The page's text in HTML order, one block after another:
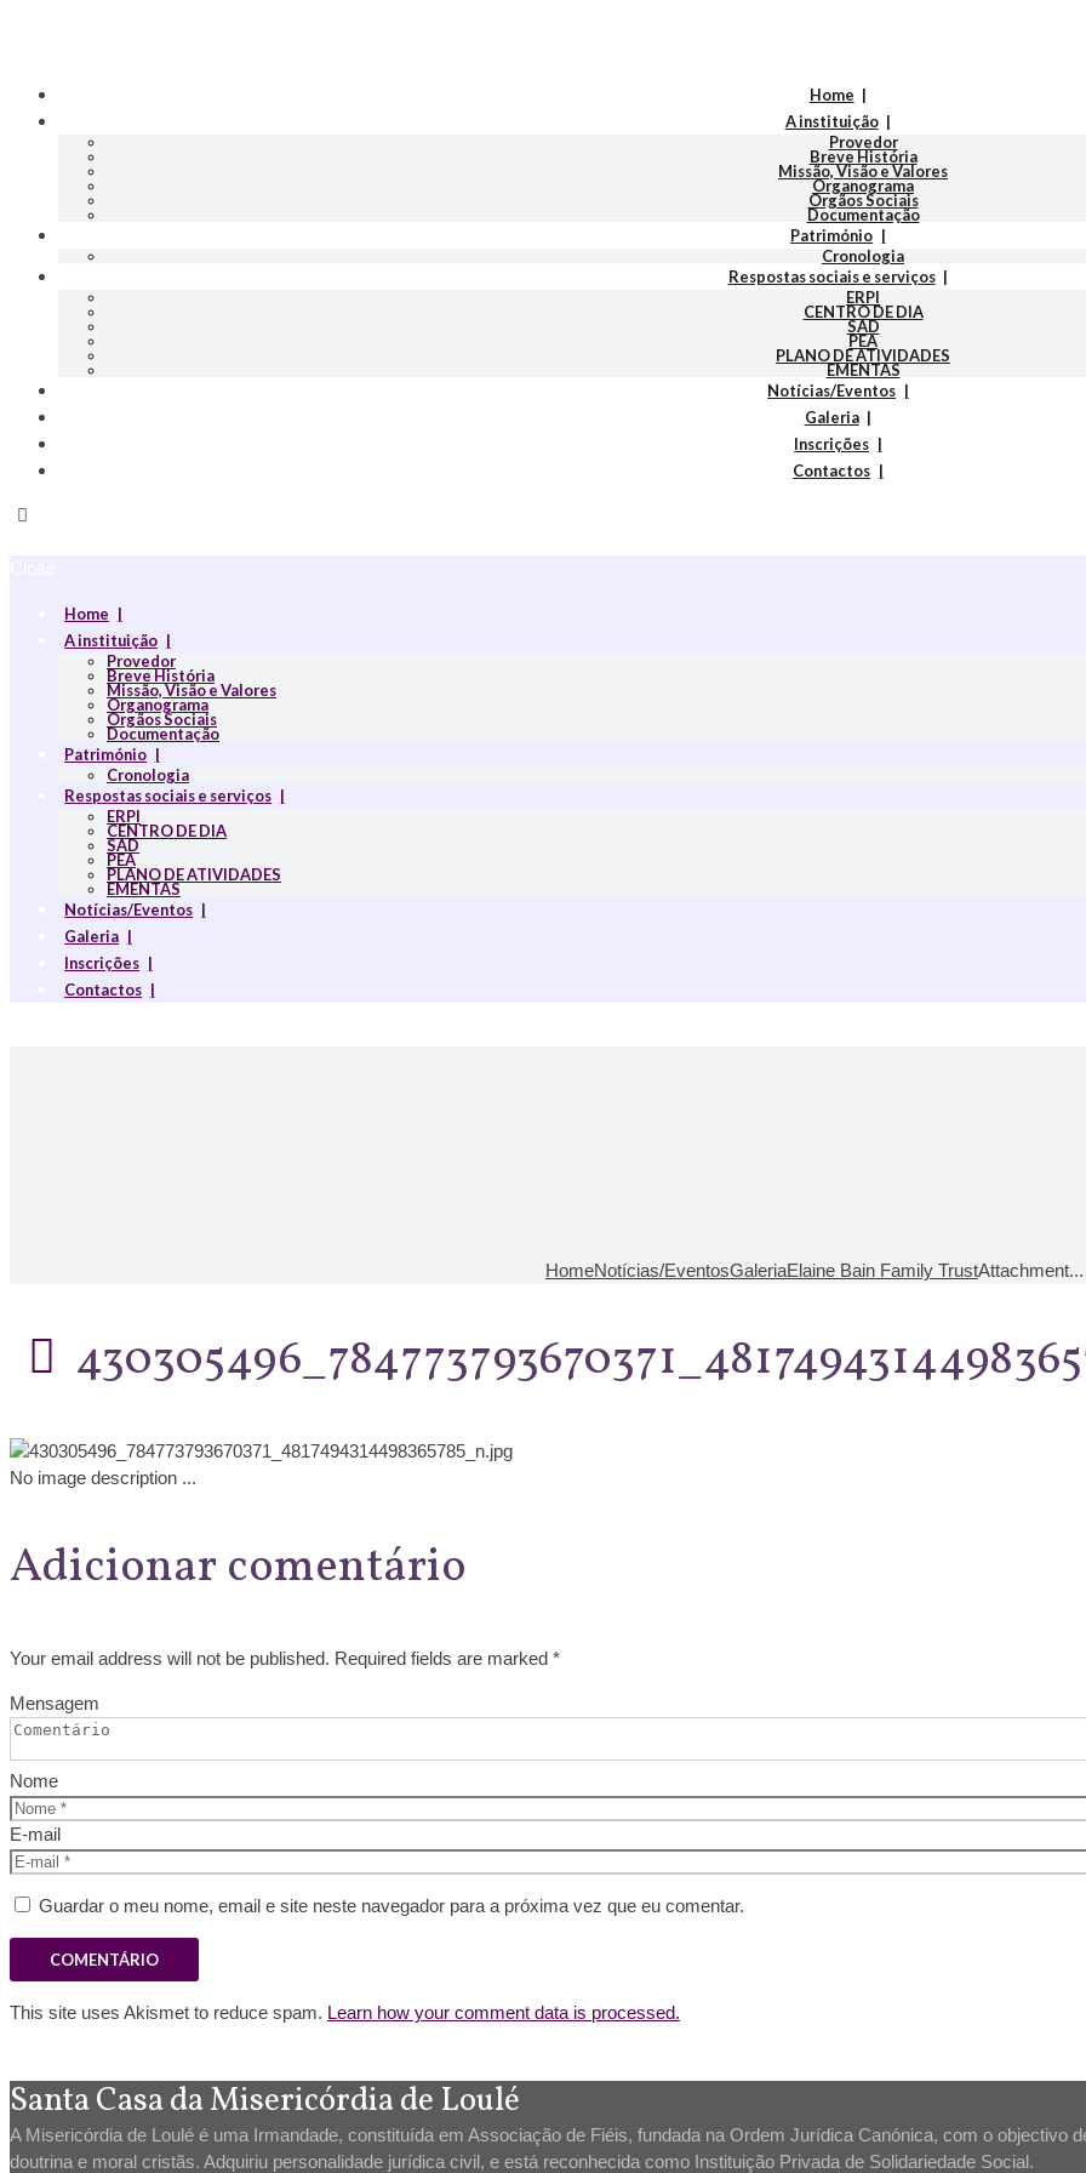
Home
A instituição
Provedor
Breve História
Missão, Visão e Valores
Organograma
Orgãos Sociais
Documentação
Património
Cronologia
Respostas sociais e serviços
ERPI
CENTRO DE DIA
SAD
PEA
PLANO DE ATIVIDADES
EMENTAS
Notícias/Eventos
Galeria
Inscrições
Contactos
Home
A instituição
Provedor
Breve História
Missão, Visão e Valores
Organograma
Orgãos Sociais
Documentação
Património
Cronologia
Respostas sociais e serviços
ERPI
CENTRO DE DIA
SAD
PEA
PLANO DE ATIVIDADES
EMENTAS
Notícias/Eventos
Galeria
Inscrições
Contactos
HomeNotícias/EventosGaleriaElaine Bain Family TrustAttachment...
No image description ...
Adicionar comentário
Your email address will not be published. Required fields are marked *
Mensagem
Nome
E-mail
Guardar o meu nome, email e site neste navegador para a próxima vez que eu comentar.
This site uses Akismet to reduce spam. Learn how your comment data is processed.
Santa Casa da Misericórdia de Loulé
A Misericórdia de Loulé é uma Irmandade, constituída em Associação de Fiéis, fundada na Ordem Jurídica Canónica, com o objectivo
doutrina e moral cristãs. Adquiriu personalidade jurídica civil, e está reconhecida como Instituição Privada de Solidariedade Social.